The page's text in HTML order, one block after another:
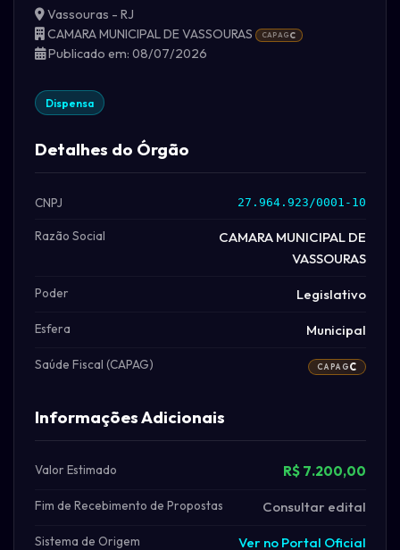
Vassouras - RJ
CAMARA MUNICIPAL DE VASSOURAS
CAPAGC
Publicado em: 08/07/2026
Dispensa
Detalhes do Órgão
CNPJ 27.964.923/0001-10
Razão Social
CAMARA MUNICIPAL DE
VASSOURAS
Poder Legislativo
Esfera Municipal
Saúde Fiscal (CAPAG) CAPAGC
Informações Adicionais
Valor Estimado R$ 7.200,00
Fim de Recebimento de Propostas Consultar edital
Sistema de Origem Ver no Portal Oficial